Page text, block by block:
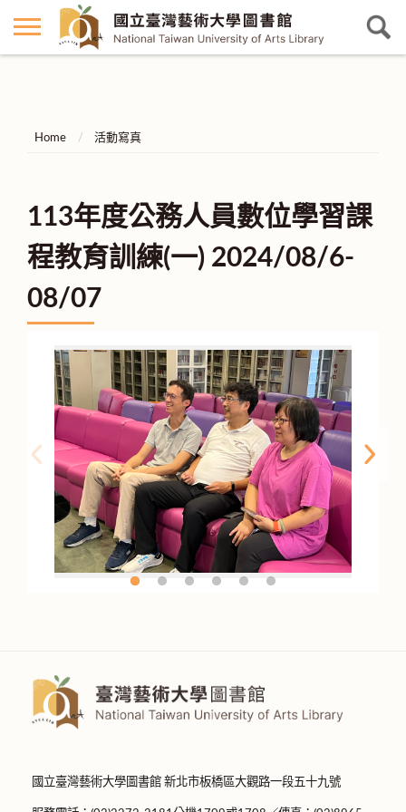
Home 活動寫真
113年度公務人員數位學習課
程教育訓練(一) 2024/08/6-
08/07
國立臺灣藝術大學圖書館 新北市板橋區大觀路一段五十九號